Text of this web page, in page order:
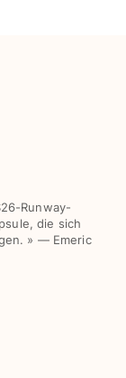
Runway-
die sich
» — Emeric